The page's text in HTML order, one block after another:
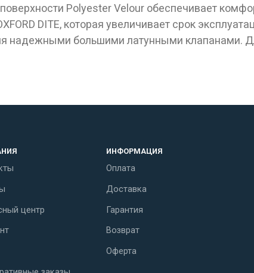
Polyester Velour обеспечивает
DITE, которая увеличивает срок
надежными большими латунными клапанами.
центр
ИНФОРМАЦИЯ
Оплата
Доставка
Гарантия
Возврат
Оферта